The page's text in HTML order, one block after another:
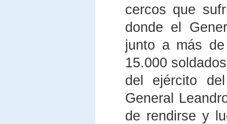
cercos que
donde el
junto a más
15.000
del ejército
General
de rendirse y